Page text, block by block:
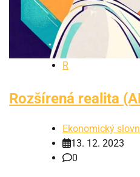
R
Rozšírená realita
Ekonomický
13. 12. 2023
0